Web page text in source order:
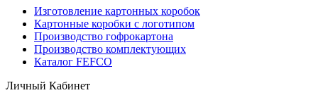
Изготовление картонных коробок
Картонные коробки с логотипом
Производство гофрокартона
Производство комплектующих
Каталог FEFCO
Личный Кабинет